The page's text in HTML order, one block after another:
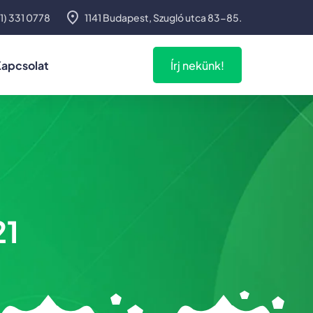
331 0778 1141 Budapest, Szugló utca 83-85.
Írj nekünk!